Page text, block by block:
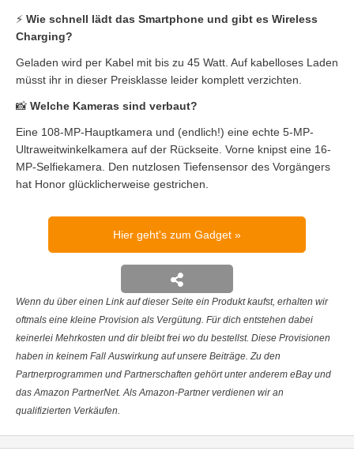
⚡ Wie schnell lädt das Smartphone und gibt es Wireless
Charging?
Geladen wird per Kabel mit bis zu 45 Watt. Auf kabelloses Laden
müsst ihr in dieser Preisklasse leider komplett verzichten.
📸 Welche Kameras sind verbaut?
Eine 108-MP-Hauptkamera und (endlich!) eine echte 5-MP-
Ultraweitwinkelkamera auf der Rückseite. Vorne knipst eine 16-
MP-Selfiekamera. Den nutzlosen Tiefensensor des Vorgängers
hat Honor glücklicherweise gestrichen.
Hier geht's zum Gadget
Wenn du über einen Link auf dieser Seite ein Produkt kaufst, erhalten wir
oftmals eine kleine Provision als Vergütung. Für dich entstehen dabei
keinerlei Mehrkosten und dir bleibt frei wo du bestellst. Diese Provisionen
haben in keinem Fall Auswirkung auf unsere Beiträge. Zu den
Partnerprogrammen und Partnerschaften gehört unter anderem eBay und
das Amazon PartnerNet. Als Amazon-Partner verdienen wir an
qualifizierten Verkäufen.